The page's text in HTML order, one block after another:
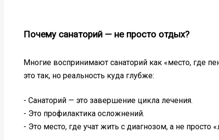
Почему санаторий — не просто отдых?
Многие воспринимают санаторий как «место, где
это так, но реальность куда глубже:
- Санаторий — это завершение цикла лечения.
- Это профилактика осложнений.
- Это место, где учат жить с диагнозом, а не просто